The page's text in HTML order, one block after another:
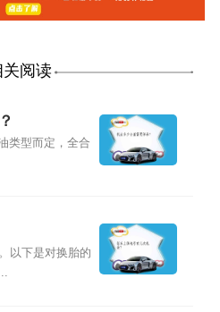
关阅读
类型而定，全合
以下是对换胎的